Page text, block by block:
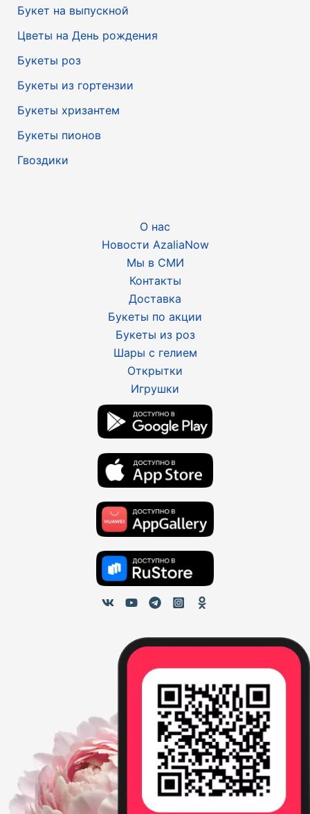
Букет на выпускной
Цветы на День рождения
Букеты роз
Букеты из гортензии
Букеты хризантем
Букеты пионов
Гвоздики
О нас
Новости AzaliaNow
Мы в СМИ
Контакты
Доставка
Букеты по акции
Букеты из роз
Шары с гелием
Открытки
Игрушки